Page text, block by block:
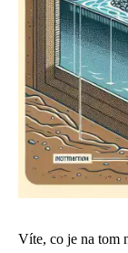
Víte, co je na tom